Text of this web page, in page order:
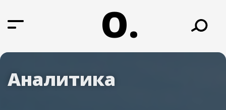
О.
Аналитика